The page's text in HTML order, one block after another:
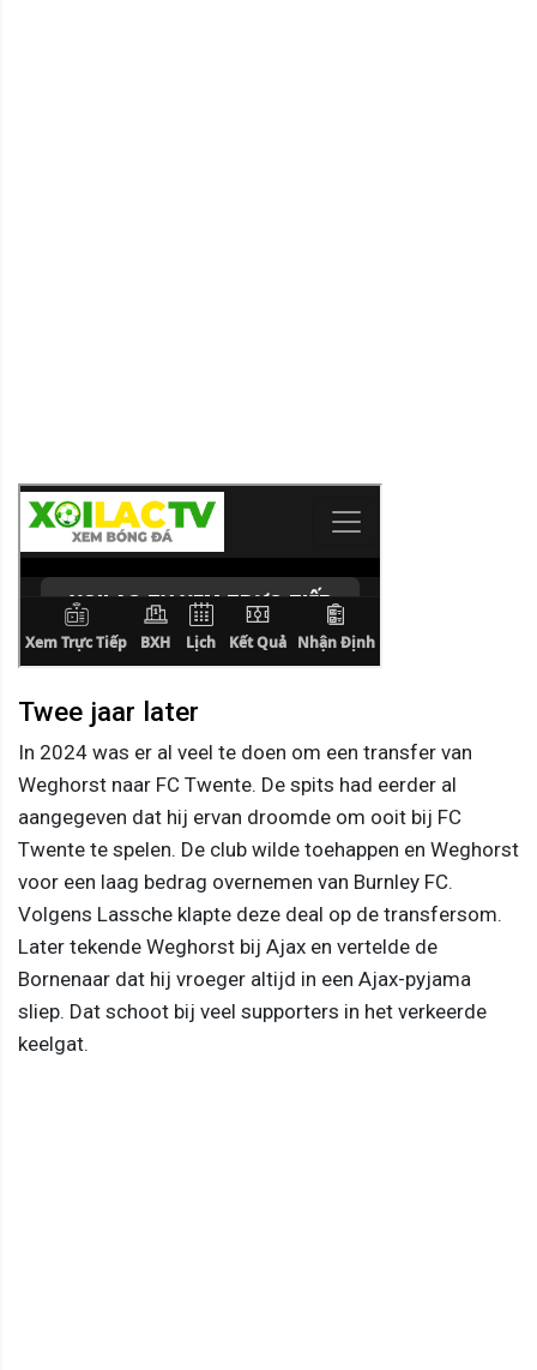
Twee jaar later
In 2024 was er al veel te doen om een transfer van
Weghorst naar FC Twente. De spits had eerder al
aangegeven dat hij ervan droomde om ooit bij FC
Twente te spelen. De club wilde toehappen en Weghorst
voor een laag bedrag overnemen van Burnley FC.
Volgens Lassche klapte deze deal op de transfersom.
Later tekende Weghorst bij Ajax en vertelde de
Bornenaar dat hij vroeger altijd in een Ajax-pyjama
sliep. Dat schoot bij veel supporters in het verkeerde
keelgat.